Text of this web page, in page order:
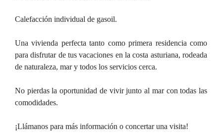
Calefacción individual de gasoil.
Una vivienda perfecta tanto como primera residencia como
para disfrutar de tus vacaciones en la costa asturiana, rodeada
de naturaleza, mar y todos los servicios cerca.
No pierdas la oportunidad de vivir junto al mar con todas las
comodidades.
¡Llámanos para más información o concertar una visita!